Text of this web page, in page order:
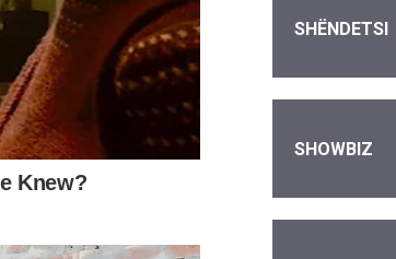
SHËNDETSI
SHOWBIZ